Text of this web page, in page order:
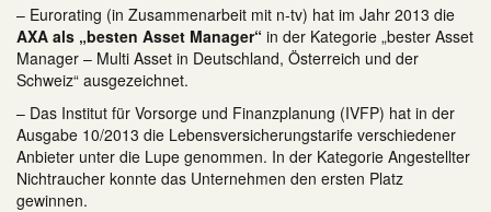
– Eurorating (in Zusammenarbeit mit n-tv) hat im Jahr 2013 die
AXA als „besten Asset Manager“ in der Kategorie „bester Asset
Manager – Multi Asset in Deutschland, Österreich und der
Schweiz“ ausgezeichnet.
– Das Institut für Vorsorge und Finanzplanung (IVFP) hat in der
Ausgabe 10/2013 die Lebensversicherungstarife verschiedener
Anbieter unter die Lupe genommen. In der Kategorie Angestellter
Nichtraucher konnte das Unternehmen den ersten Platz
gewinnen.